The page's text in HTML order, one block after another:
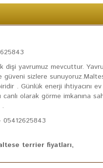
dişi yavrumuz mevcuttur.
güveni sizlere
. Günlük enerji ihtiyacını
olarak görme imkanına
terrier fiyatları,